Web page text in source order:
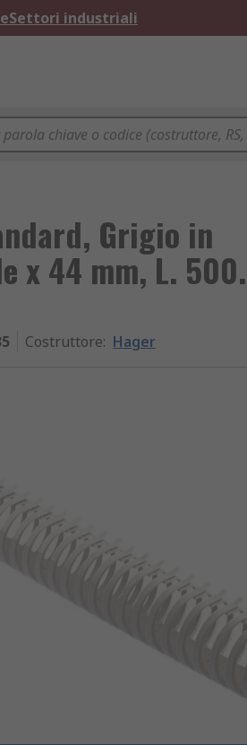
Settori industriali
Grigio in
x 44 mm, L.
Costruttore: Hager